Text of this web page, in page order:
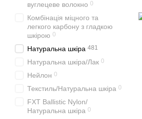
вуглецеве волокно 0
Комбінація міцного та
легкого карбону з гладкою
шкірою 0
Натуральна шкіра 481
Натуральна шкіра/Лак 0
Нейлон 0
Текстиль/Натуральна шкіра 0
FXT Ballistic Nylon/
Натуральна шкіра 0